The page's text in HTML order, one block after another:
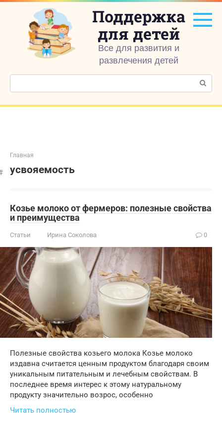
Перейти
контенту
Поддержка
для детей
Все для развития и
развлечения детей
Поиск:
Главная
усвояемость
Козье молоко от фермеров: полезные свойства
и преимущества
Статьи Ирина Соколова 0
Полезные свойства козьего молока Козье молоко
издавна считается ценным продуктом благодаря своим
уникальным питательным и лечебным свойствам. В
последнее время интерес к этому натуральному
продукту значительно возрос, особенно
Читать полностью